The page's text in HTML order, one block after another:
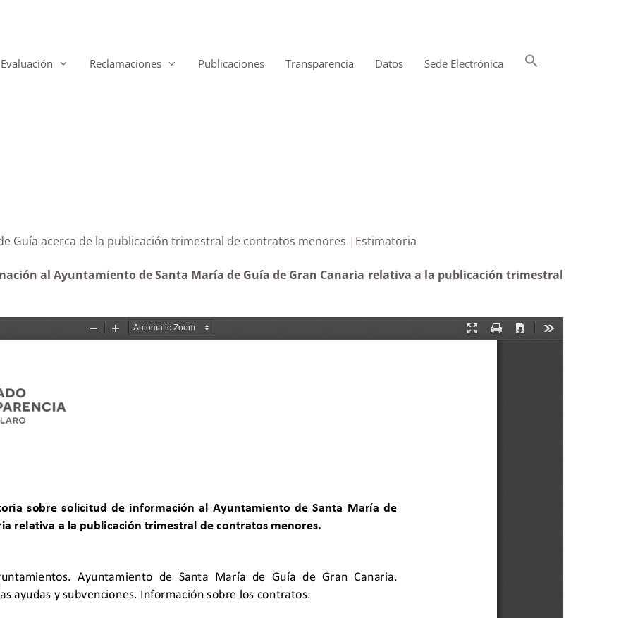
Evaluación Reclamaciones Publicaciones Transparencia Datos Sede Electrónica
de Guía acerca de la publicación trimestral de contratos menores |Estimatoria
al Ayuntamiento de Santa María de Guía de Gran Canaria relativa a la publicación trimestral